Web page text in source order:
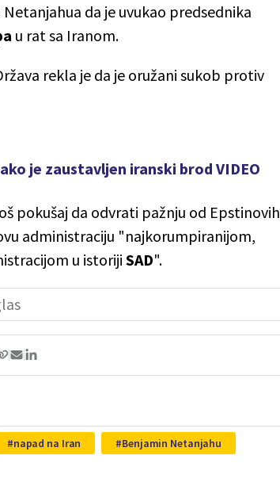
da je uvukao predsednika
u rat sa Iranom.
rekla je da je oružani sukob protiv
je zaustavljen iranski brod VIDEO
pokušaj da odvrati pažnju od Epstinovih
administraciju "najkorumpiranijom,
u istoriji SAD".
napad na Iran Benjamin Netanjahu